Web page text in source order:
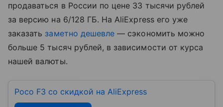
продаваться в России по цене 33 тысячи рублей
за версию на 6/128 ГБ. На AliExpress его уже
заказать заметно дешевле — сэкономить можно
больше 5 тысяч рублей, в зависимости от курса
нашей валюты.
Poco F3 со скидкой на AliExpress